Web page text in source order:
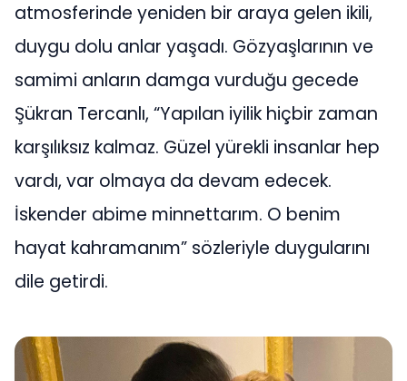
atmosferinde yeniden bir araya gelen ikili,
duygu dolu anlar yaşadı. Gözyaşlarının ve
samimi anların damga vurduğu gecede
Şükran Tercanlı, “Yapılan iyilik hiçbir zaman
karşılıksız kalmaz. Güzel yürekli insanlar hep
vardı, var olmaya da devam edecek.
İskender abime minnettarım. O benim
hayat kahramanım” sözleriyle duygularını
dile getirdi.